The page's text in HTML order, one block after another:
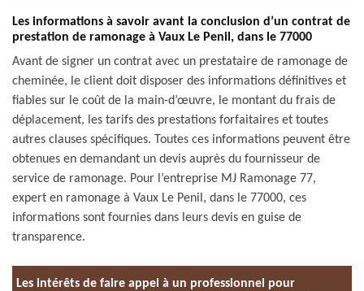
Les informations à savoir avant la conclusion d’un contrat de
prestation de ramonage à Vaux Le Penil, dans le 77000
Avant de signer un contrat avec un prestataire de ramonage de
cheminée, le client doit disposer des informations définitives et
fiables sur le coût de la main-d’œuvre, le montant du frais de
déplacement, les tarifs des prestations forfaitaires et toutes
autres clauses spécifiques. Toutes ces informations peuvent être
obtenues en demandant un devis auprès du fournisseur de
service de ramonage. Pour l’entreprise MJ Ramonage 77,
expert en ramonage à Vaux Le Penil, dans le 77000, ces
informations sont fournies dans leurs devis en guise de
transparence.
Les intérêts de faire appel à un professionnel pour